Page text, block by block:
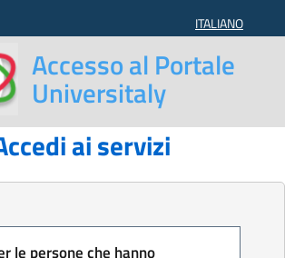
SELEZIONE
ITALIANO
Accesso al Portale
Universitaly
ai servizi
le persone che hanno